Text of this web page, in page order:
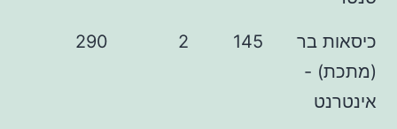
בר
145
2
290